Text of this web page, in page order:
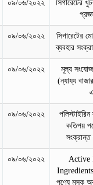
০৯/০৬/২০২২
সিগারেটের
০৯/০৬/২০২২
সিগারেটের
ব্যবহার
০৯/০৬/২০২২
মূল্য
(ন্যায্য
০৯/০৬/২০২২
পলিস্টাইরিন
কতিপয়
সংক্রান্ত
০৯/০৬/২০২২
Active
Ingredients
পণ্যে মূসক